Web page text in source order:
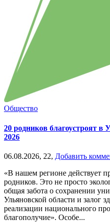
Общество
20 родников благоустроят в
2026
06.08.2026, 22, Добавить
«В нашем регионе действует
родников. Это не просто
общая забота о сохранении
Ульяновской области и залог
реализации национального
благополучие». Особе...